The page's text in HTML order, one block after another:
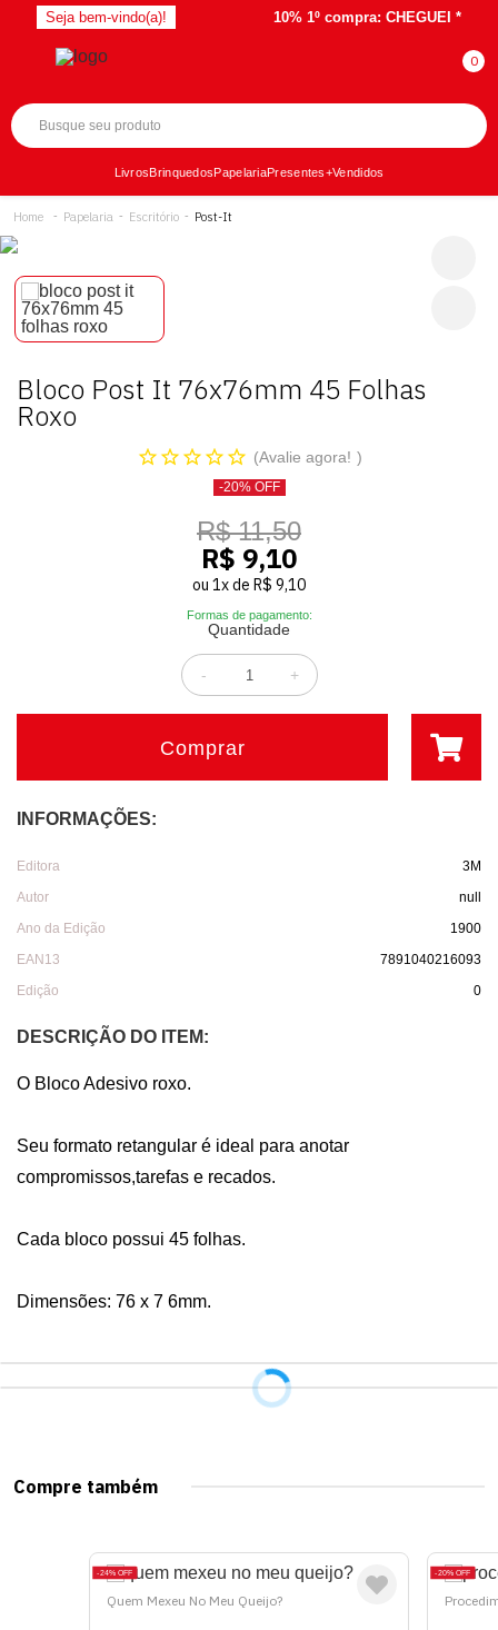
Seja bem-vindo(a)! 10% 1º compra: CHEGUEI *
LivrosBrinquedosPapelariaPresentes+Vendidos
Papelaria Escritório Post-It
Bloco Post It 76x76mm 45 Folhas
Roxo
Avalie agora!
-20% OFF
R$ 11,50
R$ 9,10
ou 1xde R$ 9,10
Formas de pagamento:
Quantidade
+
-
Comprar
INFORMAÇÕES:
Editora
3M
Autor
null
Ano da Edição
1900
EAN13
7891040216093
Edição
0
DESCRIÇÃO DO ITEM:
O Bloco Adesivo roxo.
Seu formato retangular é ideal para anotar
compromissos,tarefas e recados.
Cada bloco possui 45 folhas.
Dimensões: 76 x 7 6mm.
Compre também
24% OFF
Quem Mexeu No Meu Queijo?
20% OFF